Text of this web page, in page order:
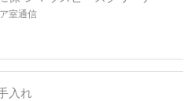
室通信
入れ